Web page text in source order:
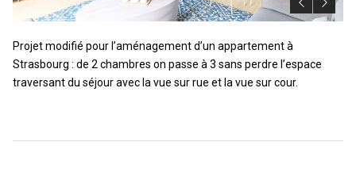
Projet modifié pour l’aménagement d’un appartement à
Strasbourg : de 2 chambres on passe à 3 sans perdre l’espace
traversant du séjour avec la vue sur rue et la vue sur cour.